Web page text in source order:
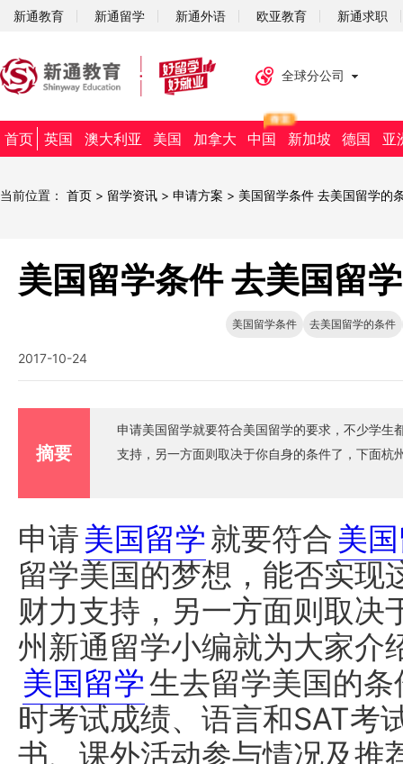
新通教育 新通留学 新通外语 欧亚教育 新通求职
全球分公司
首页 英国 澳大利亚 美国 加拿大 中国 新加坡 德国 亚
当前位置： 首页 > 留学资讯 > 申请方案 > 美国留学条件 去美国留学的
美国留学条件 去美国留
美国留学条件 去美国留学的条件
2017-10-24
摘要
申请美国留学就要符合美国留学的要求，不少学
支持，另一方面则取决于你自身的条件了，下面杭
申请 美国留学就要符合 美
留学美国的梦想，能否实现
财力支持，另一方面则取决
州新通留学小编就为大家介
美国留学生去留学美国的
时考试成绩、语言和SAT考
书、课外活动参与情况及推